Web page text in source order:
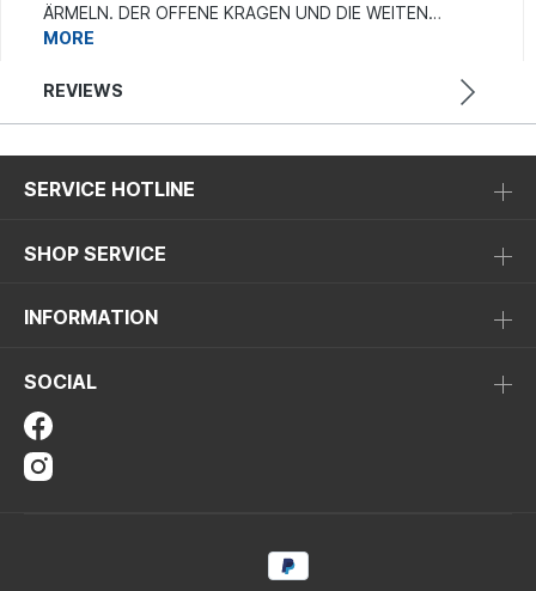
ÄRMELN. DER OFFENE KRAGEN UND DIE WEITEN…
MORE
REVIEWS
SERVICE HOTLINE
SHOP SERVICE
INFORMATION
SOCIAL